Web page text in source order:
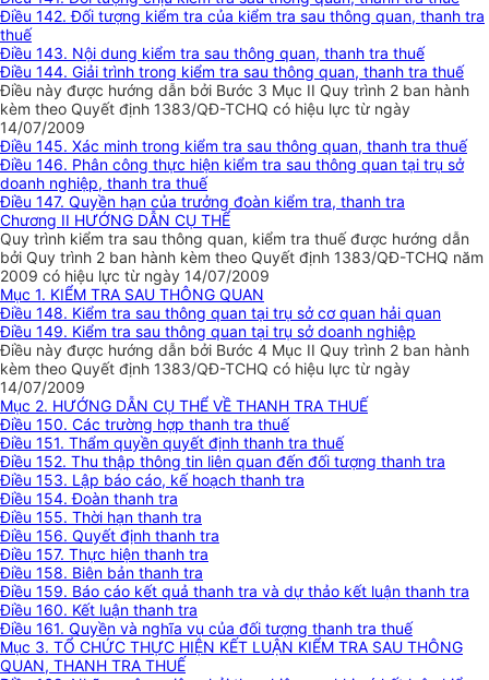
Điều 142. Đối tượng kiểm tra của kiểm tra sau thông quan, thanh tra
thuế
Điều 143. Nội dung kiểm tra sau thông quan, thanh tra thuế
Điều 144. Giải trình trong kiểm tra sau thông quan, thanh tra thuế
Điều này được hướng dẫn bởi Bước 3 Mục II Quy trình 2 ban hành
kèm theo Quyết định 1383/QĐ-TCHQ có hiệu lực từ ngày
14/07/2009
Điều 145. Xác minh trong kiểm tra sau thông quan, thanh tra thuế
Điều 146. Phân công thực hiện kiểm tra sau thông quan tại trụ sở
doanh nghiệp, thanh tra thuế
Điều 147. Quyền hạn của trưởng đoàn kiểm tra, thanh tra
Chương II HƯỚNG DẪN CỤ THỂ
Quy trình kiểm tra sau thông quan, kiểm tra thuế được hướng dẫn
bởi Quy trình 2 ban hành kèm theo Quyết định 1383/QĐ-TCHQ năm
2009 có hiệu lực từ ngày 14/07/2009
Mục 1. KIỂM TRA SAU THÔNG QUAN
Điều 148. Kiểm tra sau thông quan tại trụ sở cơ quan hải quan
Điều 149. Kiểm tra sau thông quan tại trụ sở doanh nghiệp
Điều này được hướng dẫn bởi Bước 4 Mục II Quy trình 2 ban hành
kèm theo Quyết định 1383/QĐ-TCHQ có hiệu lực từ ngày
14/07/2009
Mục 2. HƯỚNG DẪN CỤ THỂ VỀ THANH TRA THUẾ
Điều 150. Các trường hợp thanh tra thuế
Điều 151. Thẩm quyền quyết định thanh tra thuế
Điều 152. Thu thập thông tin liên quan đến đối tượng thanh tra
Điều 153. Lập báo cáo, kế hoạch thanh tra
Điều 154. Đoàn thanh tra
Điều 155. Thời hạn thanh tra
Điều 156. Quyết định thanh tra
Điều 157. Thực hiện thanh tra
Điều 158. Biên bản thanh tra
Điều 159. Báo cáo kết quả thanh tra và dự thảo kết luận thanh tra
Điều 160. Kết luận thanh tra
Điều 161. Quyền và nghĩa vụ của đối tượng thanh tra thuế
Mục 3. TỔ CHỨC THỰC HIỆN KẾT LUẬN KIỂM TRA SAU THÔNG
QUAN, THANH TRA THUẾ